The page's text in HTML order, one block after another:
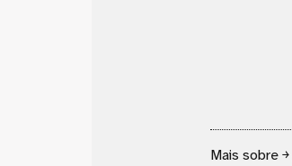
Mais sobre ￫